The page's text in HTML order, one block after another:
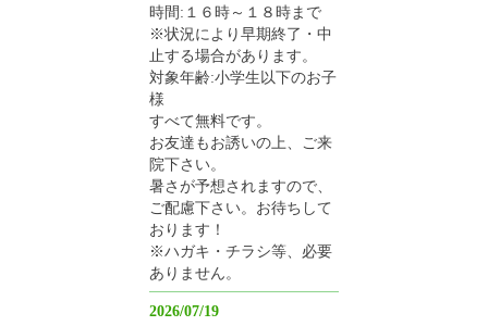
時間:１６時～１８時まで
※状況により早期終了・中
止する場合があります。
対象年齢:小学生以下のお子
様
すべて無料です。
お友達もお誘いの上、ご来
院下さい。
暑さが予想されますので、
ご配慮下さい。お待ちして
おります！
※ハガキ・チラシ等、必要
ありません。
2026/07/19